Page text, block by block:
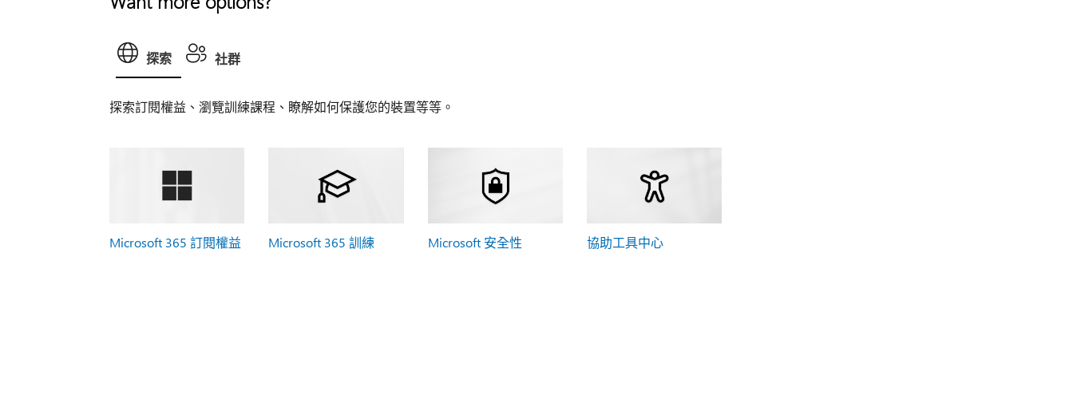
探索 社群
探索訂閱權益、瀏覽訓練課程、瞭解如何保護您的裝置等等。
Microsoft 365 訂閱權益 Microsoft 365 訓練 Microsoft 安全性 協助工具中心